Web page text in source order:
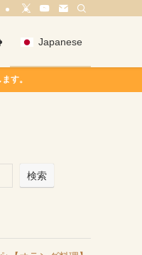
Japanese
検索